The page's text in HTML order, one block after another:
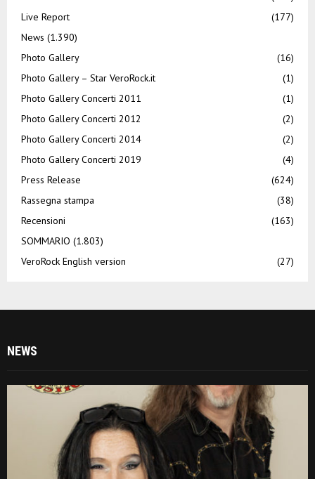
Live Report
(177)
News (1.390)
Photo Gallery
(16)
Photo Gallery – Star VeroRock.it
(1)
Photo Gallery Concerti 2011
(1)
Photo Gallery Concerti 2012
(2)
Photo Gallery Concerti 2014
(2)
Photo Gallery Concerti 2019
(4)
Press Release
(624)
Rassegna stampa
(38)
Recensioni
(163)
SOMMARIO (1.803)
VeroRock English version
(27)
NEWS